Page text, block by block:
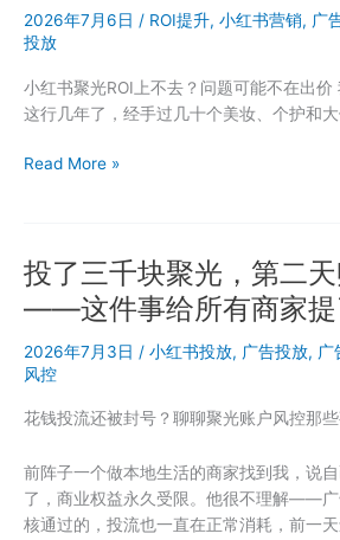
什
么
缺
点
放，
为
么
别
笔
率
两
倍
2026年7月6日 / ROI提升, 小红书营销, 广
投放
小红书聚光ROI上不去？问题可能不在出价
这行几年了，经手过几十个美妆、个护和
广
了
大
钱
投
告，
果
不
对
Read More »
投了三千块聚光，第二
——这件事给所有商家提
2026年7月3日 / 小红书投放, 广告投放, 广
风控
花钱投流还被封号？聊聊聚光账户风控那
前阵子一个做本地生活的商家找到我，说
了，商业权益永久受限。他很不理解——
核通过的，投流也一直在正常消耗，前一